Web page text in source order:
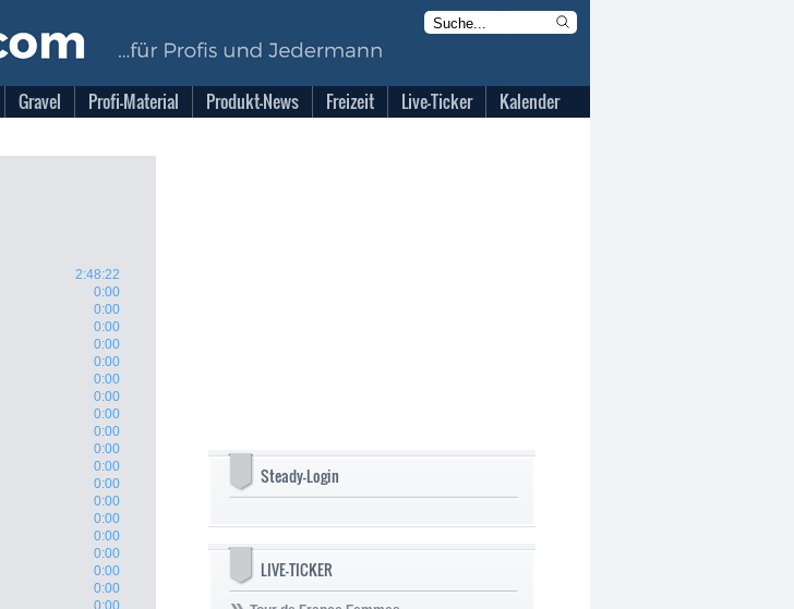
Gravel Profi-Material Produkt-News Freizeit Live-Ticker Kalender
2:48:22
0:00
0:00
0:00
0:00
0:00
0:00
0:00
0:00
0:00
0:00
0:00
0:00
0:00
0:00
0:00
0:00
0:00
0:00
0:00
Steady-Login
LIVE-TICKER